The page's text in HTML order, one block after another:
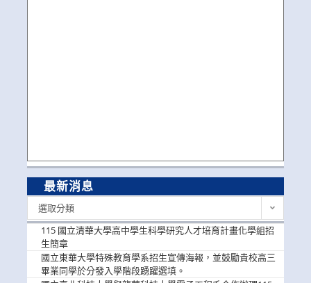
最新消息
選取分類
115 國立清華大學高中學生科學研究人才培育計畫化學組招
生簡章
國立東華大學特殊教育學系招生宣傳海報，並鼓勵貴校高三
畢業同學於分發入學階段踴躍選填。